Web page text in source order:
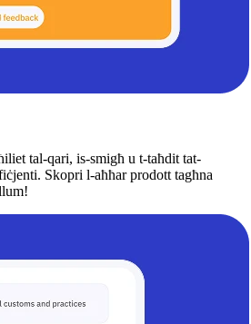
tal-qari, is-smigħ u t-taħdit tat-
Skopri l-aħħar prodott tagħna